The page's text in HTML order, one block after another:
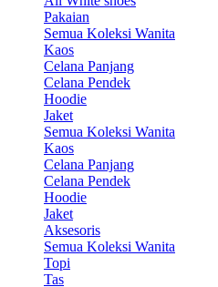
Pakaian
Semua Koleksi Wanita
Kaos
Celana Panjang
Celana Pendek
Hoodie
Jaket
Semua Koleksi Wanita
Kaos
Celana Panjang
Celana Pendek
Hoodie
Jaket
Aksesoris
Semua Koleksi Wanita
Topi
Tas